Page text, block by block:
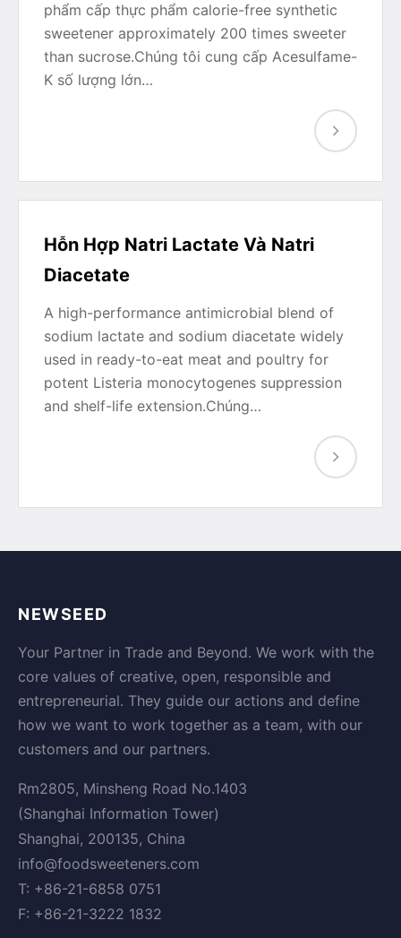
phẩm cấp thực phẩm calorie-free synthetic
sweetener approximately 200 times sweeter
than sucrose.Chúng tôi cung cấp Acesulfame-
K số lượng lớn…
Hỗn Hợp Natri Lactate Và Natri
Diacetate
A high-performance antimicrobial blend of
sodium lactate and sodium diacetate widely
used in ready-to-eat meat and poultry for
potent Listeria monocytogenes suppression
and shelf-life extension.Chúng…
NEWSEED
Your Partner in Trade and Beyond. We work with the
core values of creative, open, responsible and
entrepreneurial. They guide our actions and define
how we want to work together as a team, with our
customers and our partners.
Rm2805, Minsheng Road No.1403
(Shanghai Information Tower)
Shanghai, 200135, China
info@foodsweeteners.com
T: +86-21-6858 0751
F: +86-21-3222 1832